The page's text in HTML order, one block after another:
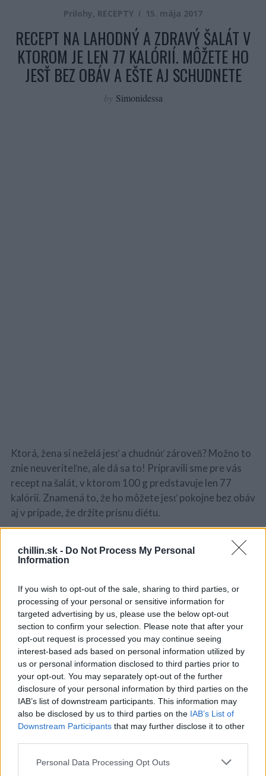
chillin.sk - Do Not Process My Personal
Information
If you wish to opt-out of the sale, sharing to third parties, or
processing of your personal or sensitive information for
targeted advertising by us, please use the below opt-out
section to confirm your selection. Please note that after your
opt-out request is processed you may continue seeing
interest-based ads based on personal information utilized by
us or personal information disclosed to third parties prior to
your opt-out. You may separately opt-out of the further
disclosure of your personal information by third parties on the
IAB’s list of downstream participants. This information may
also be disclosed by us to third parties on the IAB’s List of
Downstream Participants that may further disclose it to other
Personal Data Processing Opt Outs
Prilohy, RECEPTY 15. mája 2017
RECEPT NA LAHODNÝ A ZDRAVÝ ŠALÁT V
KTOROM JE LEN 77 KALÓRIÍ. MÔŽETE HO
JESŤ BEZ OBÁV A EŠTE AJ SCHUDNETE
by Simonidessa
Ktorá, žena si neželá jesť a chudnúť zároveň? Možno to
znie neuveriteľne, ale dá sa to! Pripravili sme pre vás
recept na šalát, v ktorom 100 g predstavuje len 77
kalórií. Znamená to, že ho môžete jesť pokojne bez obáv
aj v prípade, že držíte prísnu diétu.
Budete potrebovať len chudé kuracie mäso, trochu
byliniek, syr a vajíčko. Čo sa týka korenia, výber je na
Potrebujete:
250 g čínskej kapusty
40 g tvrdého syra
1 vajíčko
100 g zelerových stoniek
200 g kuracích pŕs
Zelená cibuľka – podľa chuti
Jogurt – voliteľné
Bylinky (talianske, petržlen, kôpor a pod.)
Soľ, čierne mleté korenie
Postup
S
e
a
r
c
h
f
o
r